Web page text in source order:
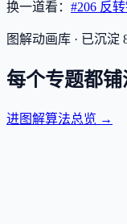
换一道看： #206 反
图解动画库 · 已沉淀
每个专题都
进图解算法总览 →